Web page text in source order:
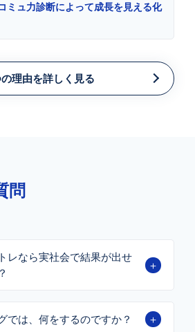
ミュ力診断によって成長を見える化
理由を詳しく見る
問
レなら実社会で結果が出せ
では、何をするのですか？